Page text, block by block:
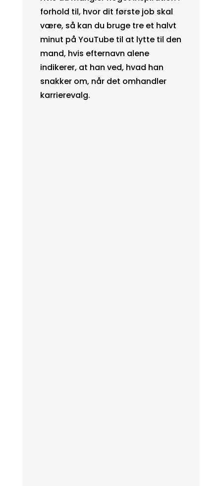
forhold til, hvor dit første job skal
være, så kan du bruge tre et halvt
minut på YouTube til at lytte til den
mand, hvis efternavn alene
indikerer, at han ved, hvad han
snakker om, når det omhandler
karrierevalg.